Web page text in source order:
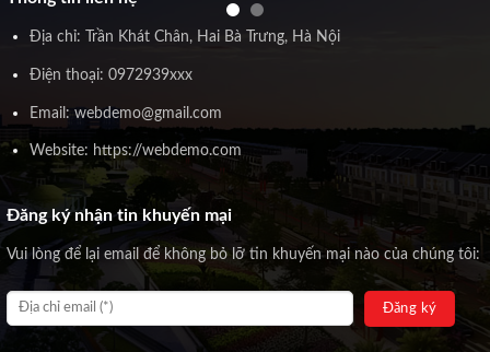
Địa chỉ: Trần Khát Chân, Hai Bà Trưng, Hà Nội
Điện thoại: 0972939xxx
Email: webdemo@gmail.com
Website: https://webdemo.com
Đăng ký nhận tin khuyến mại
Vui lòng để lại email để không bỏ lỡ tin khuyến mại nào của chúng tôi: